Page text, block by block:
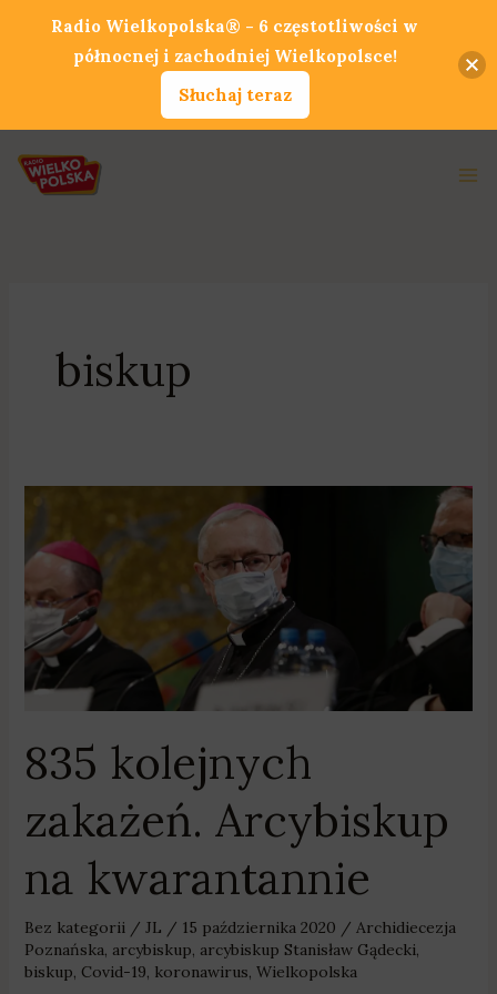
biskup
835 kolejnych
zakażeń. Arcybiskup
na kwarantannie
Bez kategorii/ JL / 15 października 2020 / Archidiecezja
Poznańska, arcybiskup, arcybiskup Stanisław Gądecki,
biskup, Covid-19, koronawirus, Wielkopolska
zakażeń.
Arcybiskup
kwarantannie
Radio Wielkopolska® - 6 częstotliwości w
północnej i zachodniej Wielkopolsce!
Słuchaj teraz